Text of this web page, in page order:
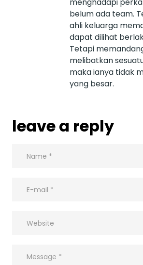
menghadapi
belum ada team.
ahli keluarga
dapat dilihat
Tetapi
melibatkan
maka ianya tidak
yang besar.
leave a reply